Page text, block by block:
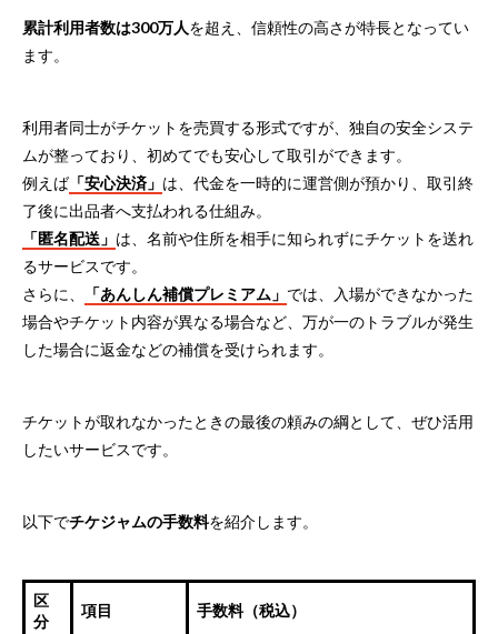
累計利用者数は300万人を超え、信頼性の高さが特長となってい
ます。
利用者同士がチケットを売買する形式ですが、独自の安全システ
ムが整っており、初めてでも安心して取引ができます。
例えば「安心決済」 は、代金を一時的に運営側が預かり、取引終
了後に出品者へ支払われる仕組み。
「匿名配送」 は、名前や住所を相手に知られずにチケットを送れ
るサービスです。
さらに、
「あんしん補償プレミアム」 では、入場ができなかった
場合やチケット内容が異なる場合など、万が一のトラブルが発生
した場合に返金などの補償を受けられます。
チケットが取れなかったときの最後の頼みの綱として、ぜひ活用
したいサービスです。
以下でチケジャムの手数料を紹介します。
区
分
項目 手数料（税込）